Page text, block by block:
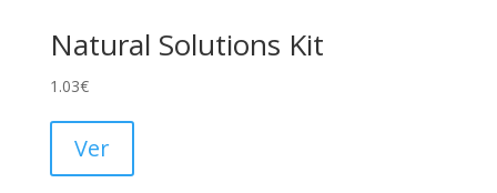
Natural Solutions Kit
1.03€
Ver